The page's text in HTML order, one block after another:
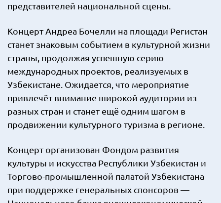
представителей национальной сцены.
Концерт Андреа Бочелли на площади Регистан
станет знаковым событием в культурной жизни
страны, продолжая успешную серию
международных проектов, реализуемых в
Узбекистане. Ожидается, что мероприятие
привлечёт внимание широкой аудитории из
разных стран и станет ещё одним шагом в
продвижении культурного туризма в регионе.
Концерт организован Фондом развития
культуры и искусства Республики Узбекистан и
Торгово-промышленной палатой Узбекистана
при поддержке генеральных спонсоров —